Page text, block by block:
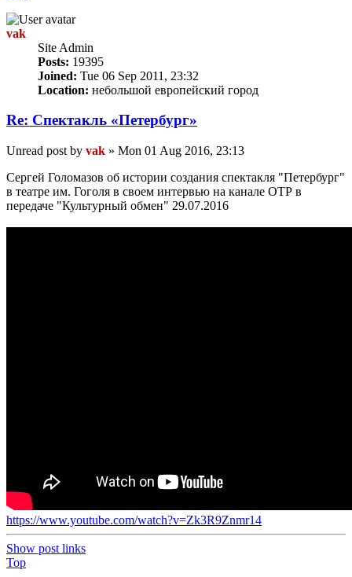
vak
Site Admin
Posts: 19395
Joined: Tue 06 Sep 2011, 23:32
Location: небольшой европейский город
Re: Спектакль «Петербург»
Unread post by vak » Mon 01 Aug 2016, 23:13
Сергей Голомазов об истории создания спектакля "Петербург"
в театре им. Гоголя в своем интервью на канале ОТР в
передаче "Культурный обмен" 29.07.2016
https://www.youtube.com/watch?v=Zk3R9Znmr14
Show post links
Top